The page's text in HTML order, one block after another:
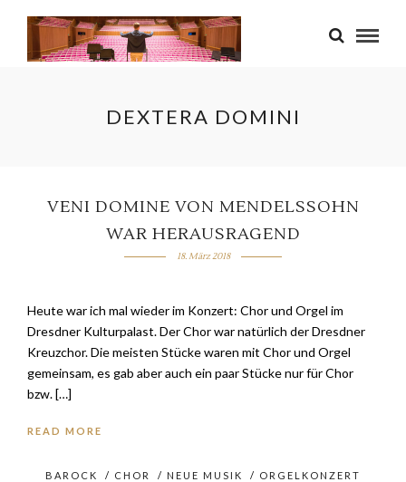
DEXTERA DOMINI
VENI DOMINE VON MENDELSSOHN
WAR HERAUSRAGEND
18. März 2018
Heute war ich mal wieder im Konzert: Chor und Orgel im
Dresdner Kulturpalast. Der Chor war natürlich der Dresdner
Kreuzchor. Die meisten Stücke waren mit Chor und Orgel
gemeinsam, es gab aber auch ein paar Stücke nur für Chor
bzw. […]
READ MORE
BAROCK / CHOR / NEUE MUSIK / ORGELKONZERT